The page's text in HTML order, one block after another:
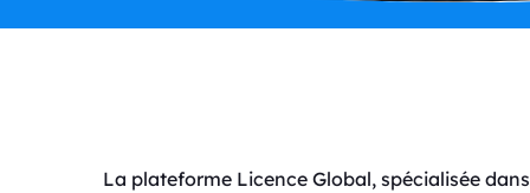
La plateforme Licence Global, spécialisée